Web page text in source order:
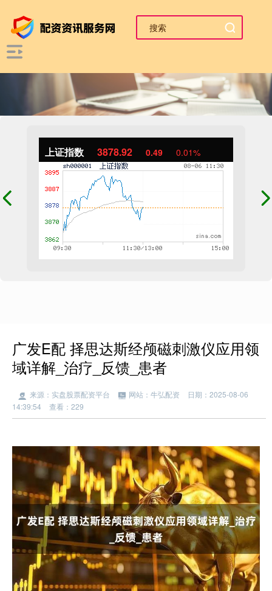
上证指数 3878.92 0.49 0.01%
广发E配 择思达斯经颅磁刺激仪应用领
域详解_治疗_反馈_患者
来源：实盘股票配资平台 网站：牛弘配资
日期：2025-08-06
14:39:54
查看：229